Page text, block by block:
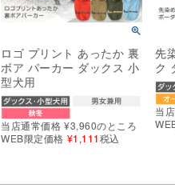
ロゴ プリント あったか 裏
ボア パーカー ダックス 小
型犬用
当店通常価格 ¥3,960のところ
WEB限定価格 ¥1,111税込
先
ク
当